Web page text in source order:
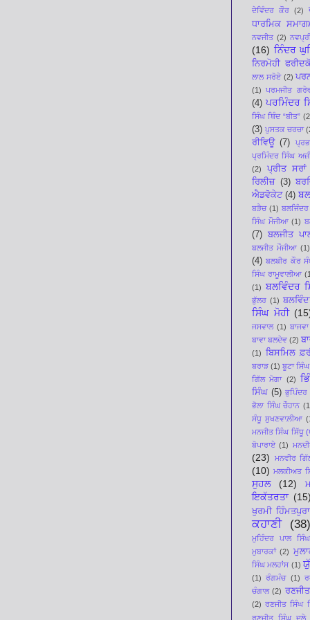
ਦੇਵਿੰਦਰ ਕੌਰ (2)
ਧਾਰਮਿਕ
ਨਵਜੀਤ (2)
(16) ਨਿੰਦਰ
ਨਿਰਮੋਹੀ
ਲਾਲ ਸਰੋਏ (2)
(1) ਪਰਮਜੀਤ
(4) ਪਰਮਿੰਦਰ
ਸਿੰਘ ਥਿੰਦ “ਬੀਤ”
(3) ਪੁਸਤਕ ਚਰਚਾ
ਰੀਵਿਊ (7)
ਪ੍ਰਮਿੰਦਰ ਸਿੰਘ
(2)
ਪ੍ਰੀਤ ਸਰਾਂ
ਰਿਲੀਜ਼ (3)
ਐਡਵੋਕੇਟ (4)
ਬੜੈਚ (1)
ਸਿੰਘ ਮੌਜੀਆ (1)
(7) ਬਲਜੀਤ
ਬਲਜੀਤ ਮੌਜੀਆ (1)
(4) ਬਲਬੀਰ ਕੌਰ
ਸਿੰਘ ਰਾਮੂਵਾਲੀਆ
(1) ਬਲਵਿੰਦਰ
ਭੁੱਲਰ (1)
ਸਿੰਘ ਮੋਹੀ
ਜਸਵਾਲ (1)
ਬਾਵਾ ਬਲਦੇਵ (2)
(1) ਬਿਸਮਿਲ
ਬਰਾੜ (1) ਬੂਟਾ
ਗਿੱਲ ਮੋਗਾ (2)
ਸਿੰਘ (5) ਭੁਪਿੰਦਰ
ਭੋਲਾ ਸਿੰਘ ਚੌਹਾਨ
ਸੰਧੂ ਸੁਖਣਵਾਲ਼ੀਆ
ਮਨਜੀਤ ਸਿੰਘ ਸਿੱਧੂ
ਬੋਪਾਰਾਏ (1)
(23) ਮਨਵੀਰ
(10) ਮਲਕੀਅਤ
ਸੁਹਲ (12)
ਇਕੱਤਰਤਾ
ਖੁਰਮੀ ਹਿੰਮਤਪੁਰਾ
ਕਹਾਣੀ (38)
ਮੁਹਿੰਦਰ ਪਾਲ
ਮੁਬਾਰਕਾਂ (2)
ਸਿੰਘ ਮਲਹਾਂਸ (1)
(1) ਰੰਗਮੰਚ (1)
ਚੰਗਾਲ (2)
(2) ਰਣਜੀਤ ਸਿੰਘ
ਰਣਜੀਤ ਸਿੰਘ ਦੂਲੇ